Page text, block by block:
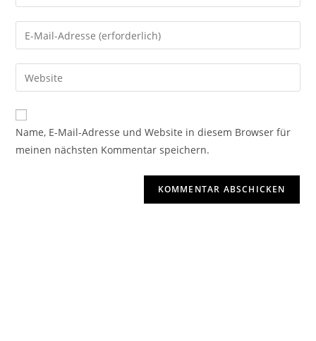
Name, E-Mail-Adresse und Website in diesem Browser für
meinen nächsten Kommentar speichern.